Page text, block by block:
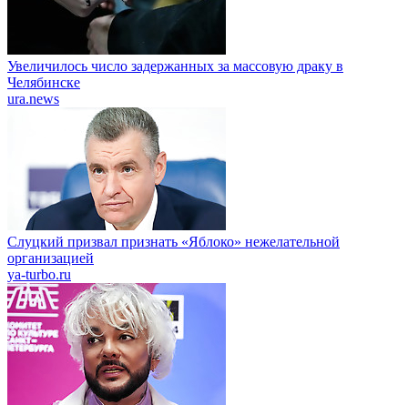
Увеличилось число задержанных за массовую драку в
Челябинске
ura.news
Слуцкий призвал признать «Яблоко» нежелательной
организацией
ya-turbo.ru